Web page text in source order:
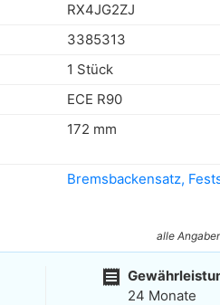
RX4JG2ZJ
3385313
1 Stück
ECE R90
172 mm
Bremsbackensatz,
alle
receipt
24 Monate